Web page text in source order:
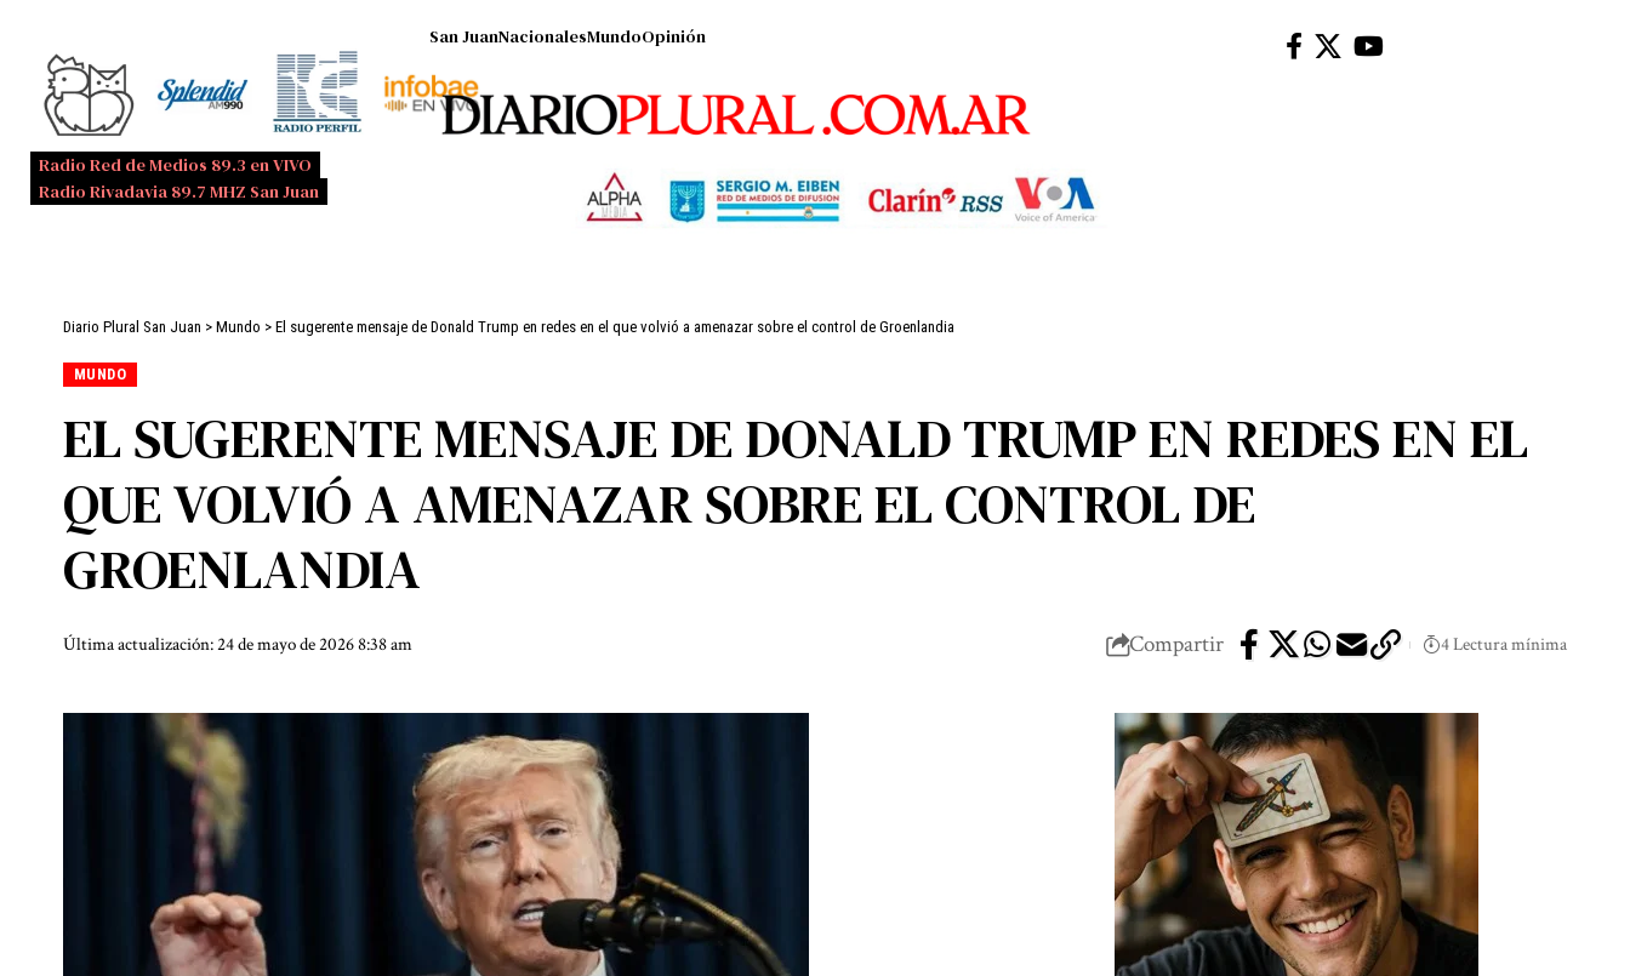
Radio Red de Medios 89.3 en VIVO
Radio Rivadavia 89.7 MHZ San Juan
San JuanNacionalesMundoOpinión
Diario Plural San Juan > Mundo > El sugerente mensaje de Donald Trump en redes en el que volvió a amenazar sobre el control de Groenlandia
MUNDO
EL SUGERENTE MENSAJE DE DONALD TRUMP EN REDES EN EL
QUE VOLVIÓ A AMENAZAR SOBRE EL CONTROL DE
GROENLANDIA
Última actualización: 24 de mayo de 2026 8:38 am Compartir 4 Lectura mínima